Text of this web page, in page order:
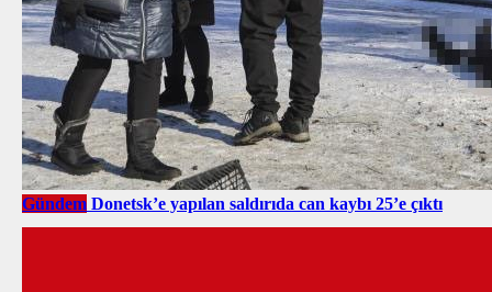
Gündem Donetsk’e yapılan saldırıda can kaybı 25’e çıktı